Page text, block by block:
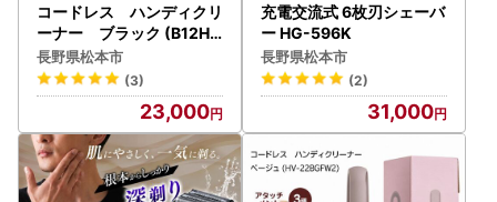
コードレス ハンディクリ
ーナー ブラック (B12HV
-22KFW2) 掃除機
長野県松本市
(3)
23,000
充電交流式 6枚刃シェーバ
ー HG-596K
長野県松本市
(2)
31,000